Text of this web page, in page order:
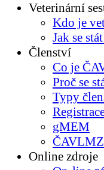
Veterinární
Kdo je
Jak se
Členství
Co je
Proč se
Typy
gMEM
ČAVLMZ
Online zdroje